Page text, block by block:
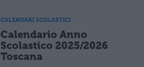
CALENDARI SCOLASTICI
Calendario Anno
Scolastico 2025/2026
Toscana